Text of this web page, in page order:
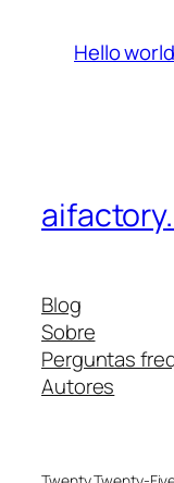
Hello
Blog
Sobre
Perguntas
Autores